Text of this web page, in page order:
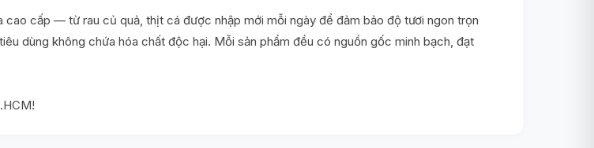
cao cấp — từ rau củ quả, thịt cá được nhập mới mỗi ngày để đảm bảo độ tươi ngon trọn
dùng không chứa hóa chất độc hại. Mỗi sản phẩm đều có nguồn gốc minh bạch, đạt